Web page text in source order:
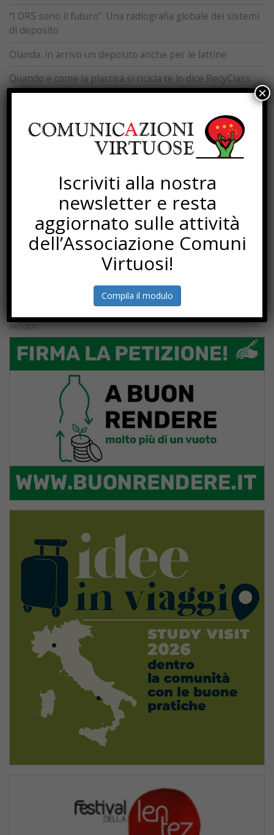
“I DRS sono il futuro”. Una radiografia globale dei sistemi
di deposito
Olanda: in arrivo un deposito anche per le lattine
Quando e come la plastica si ricicla te lo dice RecyClass
PROGETTI
Iscriviti alla nostra
newsletter e resta
aggiornato sulle attività
dell’Associazione Comuni
Virtuosi!
Compila il modulo
×